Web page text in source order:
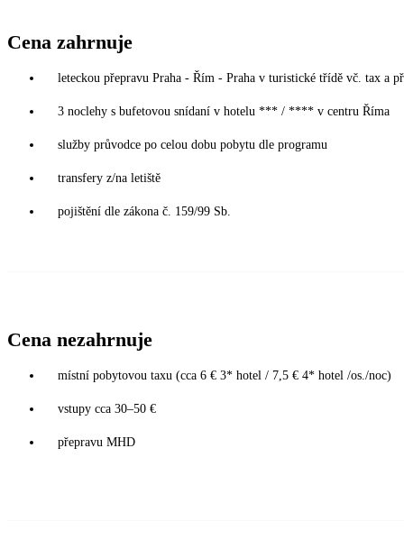
Cena zahrnuje
leteckou přepravu Praha - Řím - Praha v turistické třídě vč. tax a
3 noclehy s bufetovou snídaní v hotelu *** / **** v centru Říma
služby průvodce po celou dobu pobytu dle programu
transfery z/na letiště
pojištění dle zákona č. 159/99 Sb.
Cena nezahrnuje
místní pobytovou taxu (cca 6 € 3* hotel / 7,5 € 4* hotel /os./noc)
vstupy cca 30–50 €
přepravu MHD